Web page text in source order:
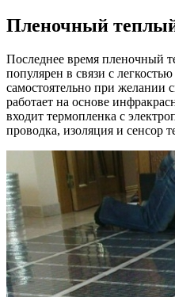
Пленочный
Последнее время пленочный
популярен в связи с
самостоятельно при желании
работает на основе
входит термопленка с
проводка, изоляция и сенсор